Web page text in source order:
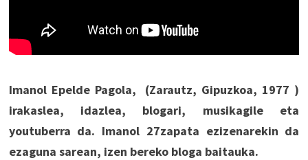
Imanol Epelde Pagola, (Zarautz, Gipuzkoa, 1977 )
irakaslea, idazlea, blogari, musikagile eta
youtuberra da. Imanol 27zapata ezizenarekin da
ezaguna sarean, izen bereko bloga baitauka.